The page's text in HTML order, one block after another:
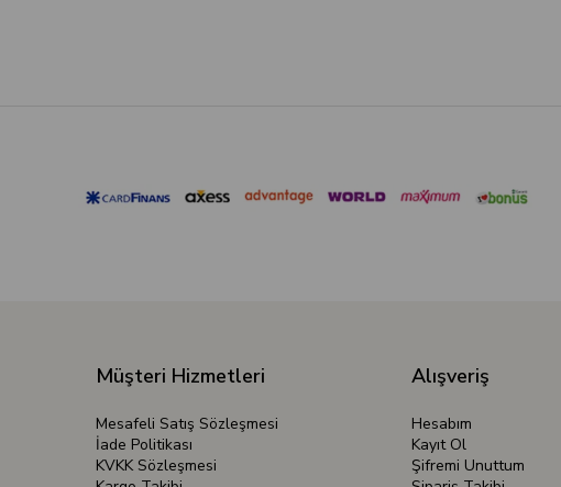
Müşteri Hizmetleri
Mesafeli Satış Sözleşmesi
İade Politikası
KVKK Sözleşmesi
Alışveriş
Hesabım
Kayıt Ol
Şifremi Unuttum